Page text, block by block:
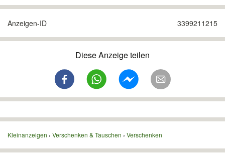
Anzeigen-ID 3399211215
Diese Anzeige teilen
Kleinanzeigen Verschenken & Tauschen Verschenken